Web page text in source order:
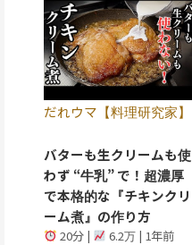
だれウマ【料理研究家】
バターも生クリームも使
わず “牛乳” で！超濃厚
で本格的な『チキンクリ
ーム煮』の作り方
20分 | 6.2万 | 1年前